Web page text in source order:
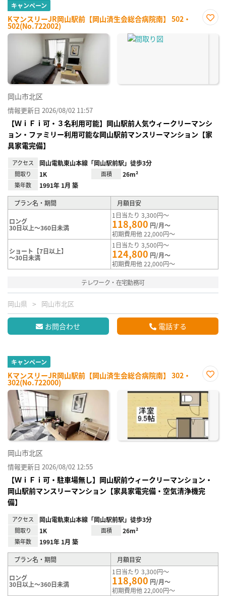
キャンペーン
KマンスリーJR岡山駅前【岡山済生会総合病院南】 502・
502(No.722002)
に入
岡山市北区
情報更新日 2026/08/02 11:57
【ＷｉＦｉ可・３名利用可能】岡山駅前人気ウィークリーマンシ
ョン・ファミリー利用可能な岡山駅前マンスリーマンション【家
具家電完備】
アクセス 岡山電軌東山本線「岡山駅前駅」徒歩3分
間取り 1K 面積 26m²
築年数 1991年 1月 築
プラン名・期間 月額目安
ロング
30日以上～360日未満
1日当たり 3,300円～
118,800 円/月～
初期費用他 22,000円～
ショート【7日以上】
～30日未満
1日当たり 3,500円～
124,800 円/月～
初期費用他 22,000円～
テレワーク・在宅勤務可
岡山県 岡山市北区
お問合わせ 電話する
キャンペーン
KマンスリーJR岡山駅前【岡山済生会総合病院南】 302・
302(No.722000)
に入
り登
岡山市北区
情報更新日 2026/08/02 12:55
【ＷｉＦｉ可・駐車場無し】岡山駅前ウィークリーマンション・
岡山駅前マンスリーマンション【家具家電完備・空気清浄機完
備】
アクセス 岡山電軌東山本線「岡山駅前駅」徒歩3分
間取り 1K 面積 26m²
築年数 1991年 1月 築
プラン名・期間 月額目安
ロング
30日以上～360日未満
1日当たり 3,300円～
118,800 円/月～
初期費用他 22,000円～